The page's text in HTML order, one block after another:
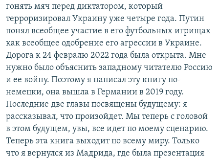
гонять мяч перед диктатором, который
терроризировал Украину уже четыре года. Путин
понял всеобщее участие в его футбольных игрищах
как всеобщее одобрение его агрессии в Украине.
Дорога к 24 февралю 2022 года была открыта. Мне
нужно было объяснить западному читателю Россию
и ее войну. Поэтому я написал эту книгу по-
немецки, она вышла в Германии в 2019 году.
Последние две главы посвящены будущему: я
рассказывал, что произойдет. Мы теперь с головой
в этом будущем, увы, все идет по моему сценарию.
Теперь эта книга выходит по всему миру. Только
что я вернулся из Мадрида, где была презентация